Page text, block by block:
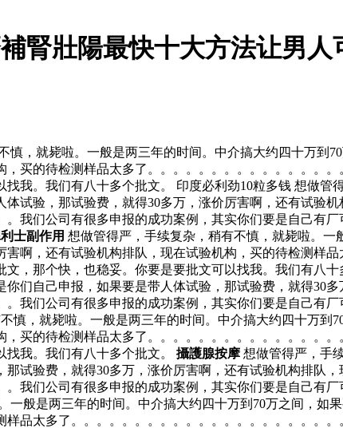
腎壯陽最快十大方法让男
慎，就毙啦。一般是两三年的时间。中介搞大约四十万到
买的待检测样品太多了。。。。。。。。。。。。。。
我。我们有八十多个批文。 印度必利劲10粒多钱 想做
试验，那试验费，就得30多万，涨价厉害啊，还有试验
我们公司有很多申报的成功案例，其实你们要是自己有
士副作用 想做管得严，手续复杂，稍有不慎，就毙啦。
啊，还有试验机构排队，现在试验机构，买的待检测样
，那个快，也稳妥。你要是要批文可以找我。我们有八
们自己申报，如果要是带人体试验，那试验费，就得30
我们公司有很多申报的成功案例，其实你们要是自己有
慎，就毙啦。一般是两三年的时间。中介搞大约四十万
买的待检测样品太多了。。。。。。。。。。。。。。
我。我们有八十多个批文。 攝護腺按摩 想做管得严，手
试验费，就得30多万，涨价厉害啊，还有试验机构排队
我们公司有很多申报的成功案例，其实你们要是自己有
一般是两三年的时间。中介搞大约四十万到70万之间，如
品太多了。。。。。。。。。。。。。。。。。。。。